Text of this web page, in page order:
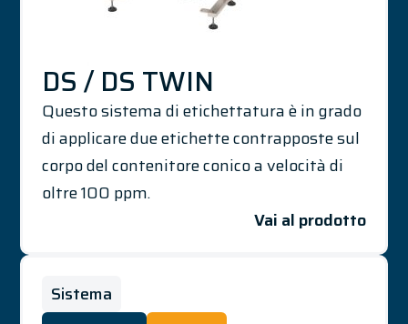
DS / DS TWIN
Questo sistema di etichettatura è in grado
di applicare due etichette contrapposte sul
corpo del contenitore conico a velocità di
oltre 100 ppm.
Vai al prodotto
Sistema